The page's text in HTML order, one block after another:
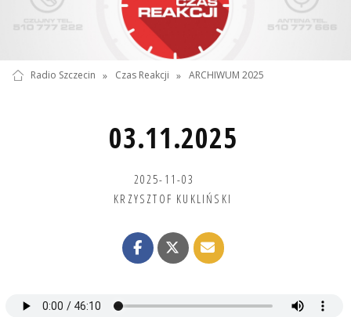
Radio Szczecin » Czas Reakcji » ARCHIWUM 2025
03.11.2025
2025-11-03
KRZYSZTOF KUKLIŃSKI